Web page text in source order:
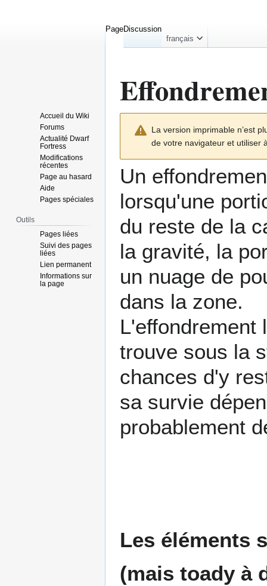
navigation
recherche
La version imprimable n’est
de votre navigateur et utiliser
Un
lorsqu'une
du reste de la
la gravité, la
un nuage de
dans la zone.
L'effondrement
trouve sous la
chances d'y
sa survie
probablement
Les éléments
(mais toady à
PageDiscussion
français
Accueil du Wiki
Forums
Actualité Dwarf
Fortress
Modifications
récentes
Page au hasard
Aide
Pages spéciales
Outils
Pages liées
Suivi des pages
liées
Lien permanent
Informations sur
la page